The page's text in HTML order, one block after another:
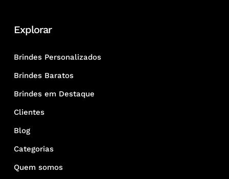
Explorar
Brindes Personalizados
Brindes Baratos
Brindes em Destaque
Clientes
Blog
Categorias
Quem somos